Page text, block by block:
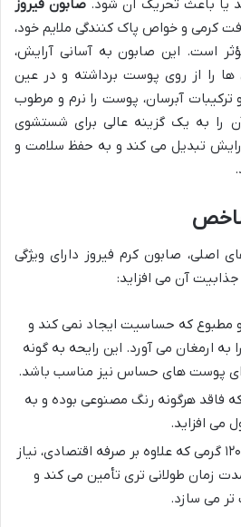
یا باعث تحریک آن شود. صابون فیروز
کرمی و خواص پاک کنندگی ملایم خود،
است. این صابون به آسانی آرایش،
ها را از روی پوست برداشته و در عین
ترکیبات آبرسان، پوست را نرم و مرطوب
را به یک گزینه عالی برای شستشوی
تبدیل می کند و به حفظ سلامت و
اصلی، صابون کرم فیروز دارای ویژگی
آن می افزاید:
و مطبوع که حساسیت ایجاد نمی کند و
به ارمغان می آورد. این رایحه به گونه
پوست های حساس نیز مناسب باشد.
فاقد هرگونه رنگ مصنوعی بوده و به
می افزاید.
بسته بندی اقتصادی ۱۲۰ گرمی که علاوه بر صرفه اقتصادی، نیاز
زمان طولانی تری تأمین می کند و
تر می سازد.